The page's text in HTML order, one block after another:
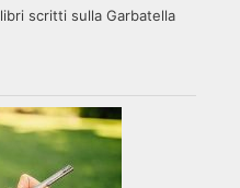
scritti sulla Garbatella